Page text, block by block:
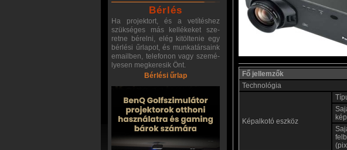
Bérlés
Ha projektort, és a vetítéshez
szükséges más kellékeket sze-
retne bérelni, elég kitöltenie egy
bérlési űrlapot, és munkatársaink
emailben, telefonon vagy szemé-
lyesen megkeresik Önt.
Bérlési űrlap
Fő jellemzők
Technológia
Képalkotó eszköz